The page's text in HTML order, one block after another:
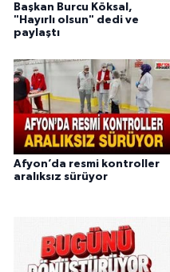
Başkan Burcu Köksal,
"Hayırlı olsun" dedi ve
paylaştı
Afyon’da resmi kontroller
aralıksız sürüyor